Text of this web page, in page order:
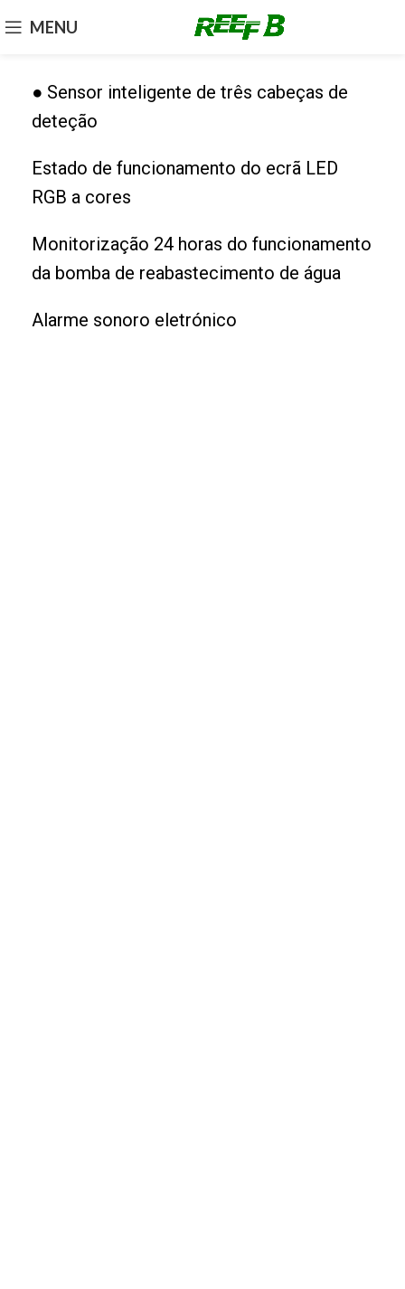
MENU
● Sensor inteligente de três cabeças de
deteção
Estado de funcionamento do ecrã LED
RGB a cores
Monitorização 24 horas do funcionamento
da bomba de reabastecimento de água
Alarme sonoro eletrónico